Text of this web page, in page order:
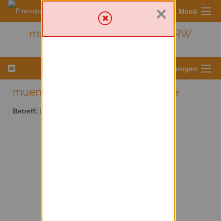
Sympa Menü
muenster - Kreis Münster/ NRW
Menü für Listeneinstellungen
muenster AT lists.piratenpartei.de
Betreff:
×